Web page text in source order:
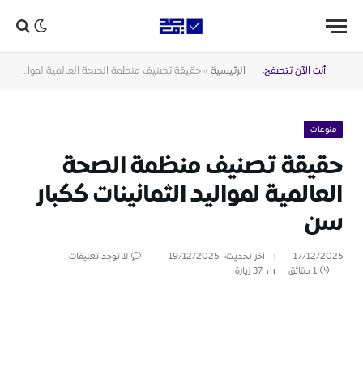
أنت الآن تتصفح: الرئيسية » حقيقة تصنيف منظمة الصحة العالمية لمواليد الثمانينات ككبار سن
منوعات
حقيقة تصنيف منظمة الصحة
العالمية لمواليد الثمانينات ككبار
سن
17/12/2025 آخر تحديث: 19/12/2025
لا توجد تعليقات
1 دقائق
37زيارة